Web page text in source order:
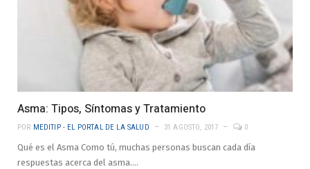
Asma: Tipos, Síntomas y Tratamiento
POR MEDITIP - EL PORTAL DE LA SALUD 31 AGOSTO, 2017 0
Qué es el Asma Como tú, muchas personas buscan cada día
respuestas acerca del asma.…